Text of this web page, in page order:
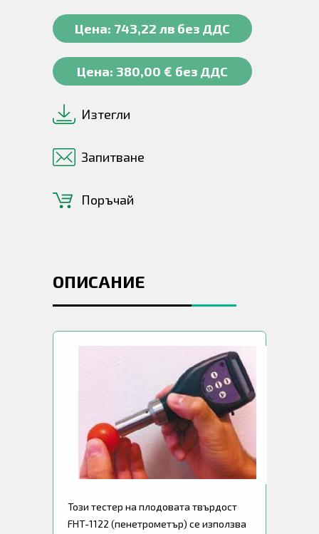
Цена: 743,22 лв без ДДС
Цена: 380,00 € без ДДС
Изтегли
Запитване
Поръчай
ОПИСАНИЕ
Този тестер на плодовата твърдост
FHT-1122 (пенетрометър) се използва